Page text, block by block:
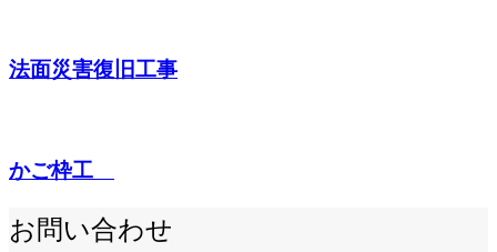
法面災害復旧工事
かご枠工
お問い合わせ